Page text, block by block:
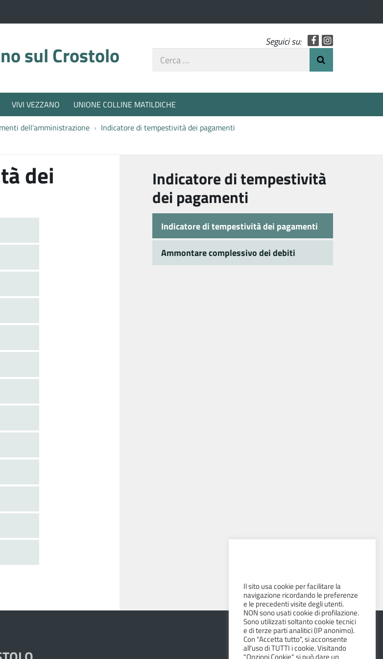
sul Crostolo
Seguici su: Facebook
Cerca
VIVI VEZZANO UNIONE COLLINE MATILDICHE
dell’amministrazione
Indicatore di tempestività dei pagamenti
dei
Indicatore di tempestività
dei pagamenti
Indicatore di tempestività dei pagamenti
Ammontare complessivo dei debiti
Il sito usa cookie per facilitare la
navigazione ricordando le preferenze
e le precedenti visite degli utenti.
NON sono usati cookie di profilazione.
Sono utilizzati soltanto cookie tecnici
e di terze parti analitici (IP anonimo).
Con "Accetta tutto", si acconsente
all'uso di TUTTI i cookie. Visitando
"Opzioni Cookie" si può dare un